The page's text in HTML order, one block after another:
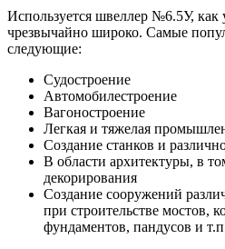
Используется швеллер №6.5У,
чрезвычайно широко. Самые
следующие:
Судостроение
Автомобилестроение
Вагоностроение
Легкая и тяжелая
Создание станков и
В области архитектуры, в
декорирования
Создание сооружений
при строительстве мостов,
фундаментов, пандусов и